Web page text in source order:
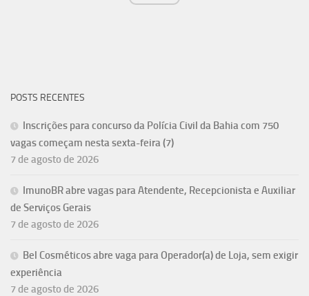
POSTS RECENTES
Inscrições para concurso da Polícia Civil da Bahia com 750
vagas começam nesta sexta-feira (7)
7 de agosto de 2026
ImunoBR abre vagas para Atendente, Recepcionista e Auxiliar
de Serviços Gerais
7 de agosto de 2026
Bel Cosméticos abre vaga para Operador(a) de Loja, sem exigir
experiência
7 de agosto de 2026